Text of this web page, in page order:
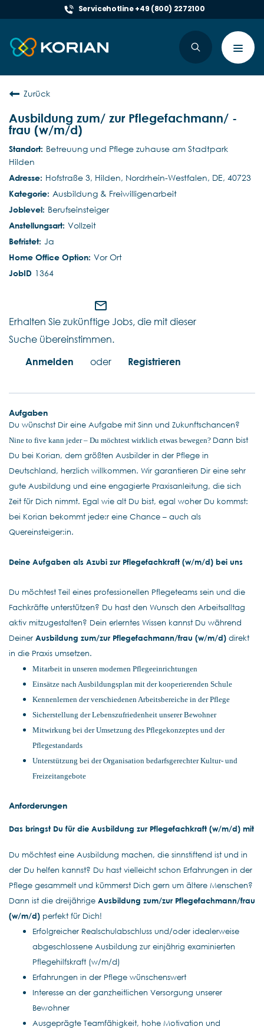
Servicehotline +49 (800) 2272100
Zurück
Ausbildung zum/ zur Pflegefachmann/ -
frau (w/m/d)
Betreuung und Pflege zuhause am Stadtpark
Hilden
Hofstraße 3, Hilden, Nordrhein-Westfalen, DE, 40723
Ausbildung & Freiwilligenarbeit
Berufseinsteiger
Vollzeit
Ja
Vor Ort
1364
mail_outline
Erhalten Sie zukünftige Jobs, die mit dieser
Suche übereinstimmen.
Anmelden
oder Registrieren
Aufgaben
Du wünschst Dir eine Aufgabe mit Sinn und Zukunftschancen?
Nine to five kann jeder – Du möchtest wirklich etwas bewegen? Dann bist
Du bei Korian, dem größten Ausbilder in der Pflege in
Deutschland, herzlich willkommen. Wir garantieren Dir eine sehr
gute Ausbildung und eine engagierte Praxisanleitung, die sich
Zeit für Dich nimmt. Egal wie alt Du bist, egal woher Du kommst:
bei Korian bekommt jede:r eine Chance – auch als
Quereinsteiger:in.
Deine Aufgaben als Azubi zur Pflegefachkraft (w/m/d) bei uns
Du möchtest Teil eines professionellen Pflegeteams sein und die
Fachkräfte unterstützen? Du hast den Wunsch den Arbeitsalltag
aktiv mitzugestalten? Dein erlerntes Wissen kannst Du während
Deiner Ausbildung zum/zur Pflegefachmann/frau (w/m/d) direkt
in die Praxis umsetzen.
Mitarbeit in unseren modernen Pflegeeinrichtungen
Einsätze nach Ausbildungsplan mit der kooperierenden Schule
Kennenlernen der verschiedenen Arbeitsbereiche in der Pflege
Sicherstellung der Lebenszufriedenheit unserer Bewohner
Mitwirkung bei der Umsetzung des Pflegekonzeptes und der
Pflegestandards
Unterstützung bei der Organisation bedarfsgerechter Kultur- und
Freizeitangebote
Anforderungen
Das bringst Du für die Ausbildung zur Pflegefachkraft (w/m/d) mit
Du möchtest eine Ausbildung machen, die sinnstiftend ist und in
der Du helfen kannst? Du hast vielleicht schon Erfahrungen in der
Pflege gesammelt und kümmerst Dich gern um ältere Menschen?
Dann ist die dreijährige Ausbildung zum/zur Pflegefachmann/frau
(w/m/d) perfekt für Dich!
Erfolgreicher Realschulabschluss und/oder idealerweise
abgeschlossene Ausbildung zur einjährig examinierten
Pflegehilfskraft (w/m/d)
Erfahrungen in der Pflege wünschenswert
Interesse an der ganzheitlichen Versorgung unserer
Bewohner
Ausgeprägte Teamfähigkeit, hohe Motivation und